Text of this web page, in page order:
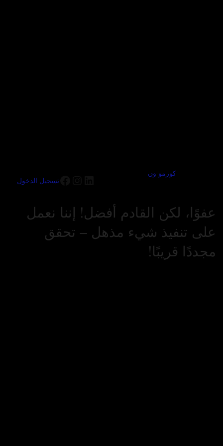
كوزمو ون
تسجيل الدخول
عفوًا، لكن القادم أفضل! إننا نعمل
على تنفيذ شيء مذهل – تحقق
مجددًا قريبًا!